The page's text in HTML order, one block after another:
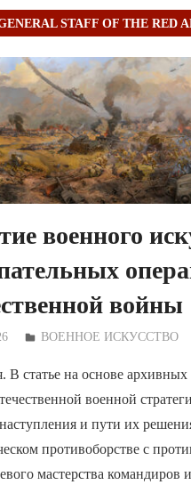
STAFF OF THE RED
военного
войны
Дежурный по Редакции
ВОЕННОЕ ИСКУССТВО
В статье на основе
военной
и пути их
противоборстве с
мастерства командиров